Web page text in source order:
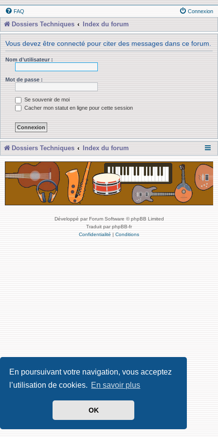
En poursuivant votre navigation, vous acceptez
l’utilisation de cookies. En savoir plus
OK
FAQ Connexion
Dossiers Techniques Index du forum
Vous devez être connecté pour citer des messages dans ce forum.
Nom d’utilisateur :
Mot de passe :
Se souvenir de moi
Cacher mon statut en ligne pour cette session
Dossiers Techniques Index du forum
Développé par Forum Software © phpBB Limited
Traduit par phpBB-fr
Confidentialité | Conditions